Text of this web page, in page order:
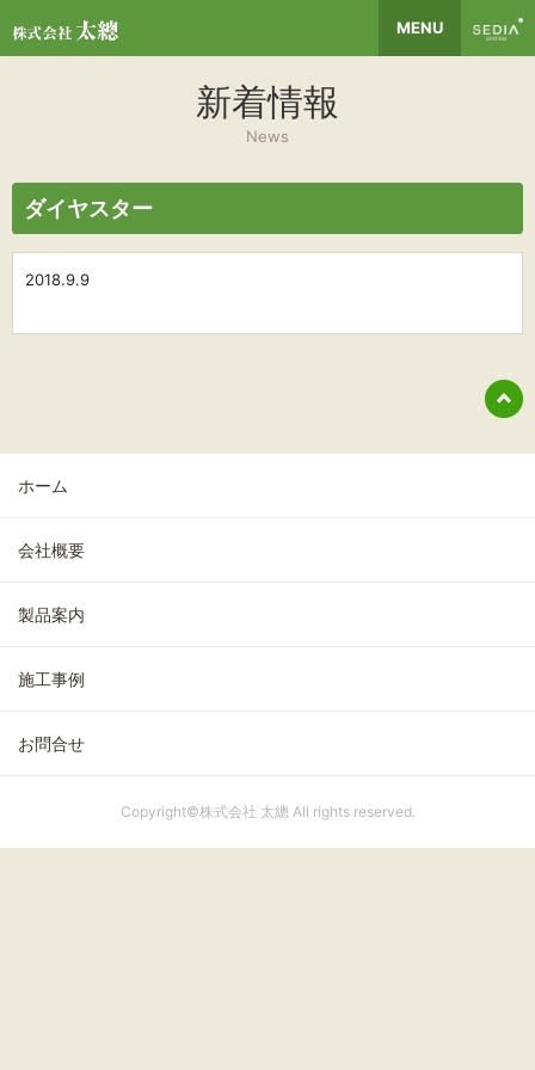
MENU
新着情報
News
ダイヤスター
2018.9.9
ホーム
会社概要
製品案内
施工事例
お問合せ
Copyright©株式会社 太總 All rights reserved.